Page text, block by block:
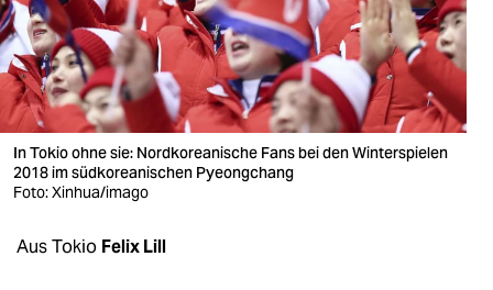
nord
wahrheit
verlag
verlag
shop
In Tokio ohne sie: Nordkoreanische Fans bei den Winterspielen
2018 im südkoreanischen Pyeongchang
Foto: Xinhua/imago
Aus Tokio Felix Lill